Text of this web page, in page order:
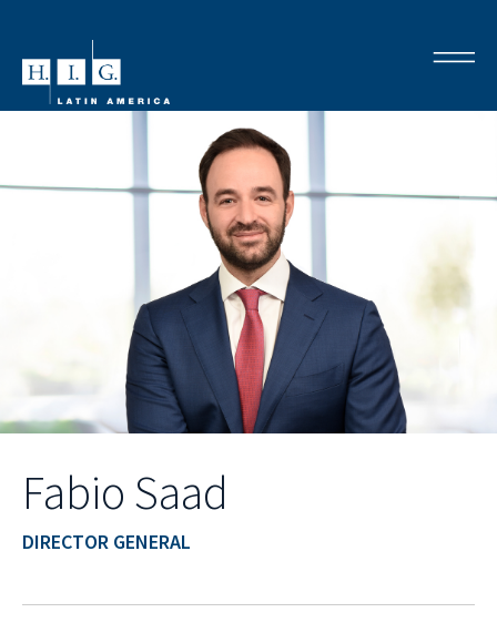
Fabio Saad
DIRECTOR GENERAL